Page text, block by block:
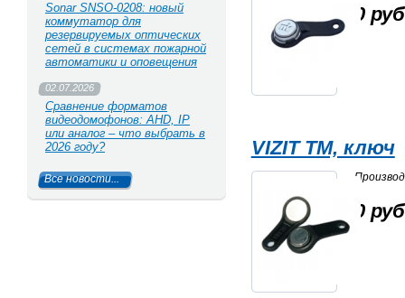
Sonar SNSO-0208: новый
коммутатор для
резервируемых оптических
сетей в системах пожарной
автоматики и оповещения
02.07.2026
Сравнение форматов
видеодомофонов: AHD, IP
или аналог – что выбрать в
2026 году?
Все новости...
0
VIZIT TM, ключ
0